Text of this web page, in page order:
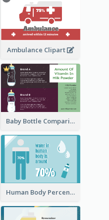
Ambulance Clipart
Baby Bottle Comparison Information
Human Body Percentage Clipart